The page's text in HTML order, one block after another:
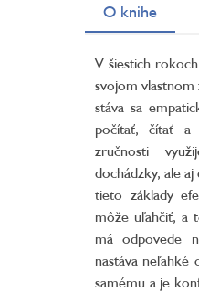
O knihe
V šiestich
svojom
stáva sa
počítať, čítať a
zručnosti
dochádzky, ale
tieto základy
môže uľahčiť, a
má odpovede
nastáva
samému a je